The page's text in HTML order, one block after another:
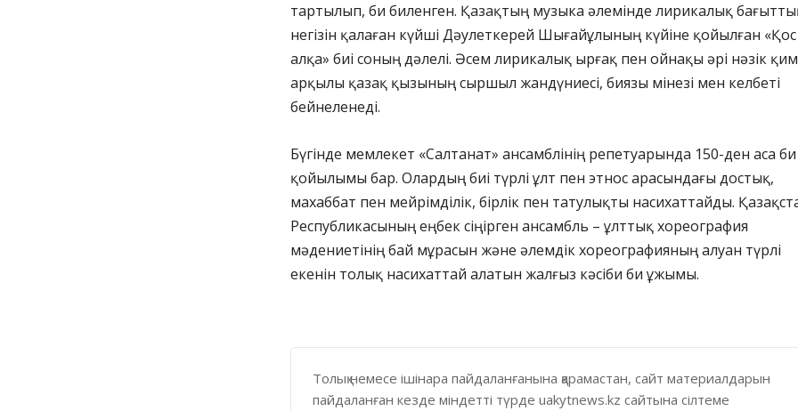
тартылып, би биленген. Қазақтың музыка әлемінде лирикалық
негізін қалаған күйші Дәулеткерей Шығайұлының күйіне қойылған «Қос
алқа» биі соның дәлелі. Әсем лирикалық ырғақ пен ойнақы әрі нәзік
арқылы қазақ қызының сыршыл жандүниесі, биязы мінезі мен келбеті
бейнеленеді.
Бүгінде мемлекет «Салтанат» ансамблінің репетуарында 150-ден аса би
қойылымы бар. Олардың биі түрлі ұлт пен этнос арасындағы достық,
махаббат пен мейрімділік, бірлік пен татулықты насихаттайды.
Республикасының еңбек сіңірген ансамбль – ұлттық хореография
мәдениетінің бай мұрасын және әлемдік хореографияның алуан түрлі
екенін толық насихаттай алатын жалғыз кәсіби би ұжымы.
Толық немесе ішінара пайдаланғанына қарамастан, сайт материалдарын
пайдаланған кезде міндетті түрде uakytnews.kz сайтына сілтеме